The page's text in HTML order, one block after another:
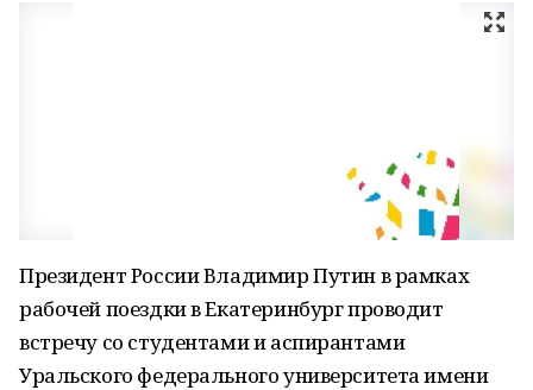
Президент России Владимир Путин в рамках
рабочей поездки в Екатеринбург проводит
встречу со студентами и аспирантами
Уральского федерального университета имени